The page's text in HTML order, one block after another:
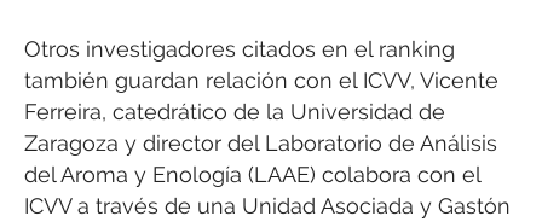
Otros investigadores citados en el ranking
también guardan relación con el ICVV, Vicente
Ferreira, catedrático de la Universidad de
Zaragoza y director del Laboratorio de Análisis
del Aroma y Enología (LAAE) colabora con el
ICVV a través de una Unidad Asociada y Gastón